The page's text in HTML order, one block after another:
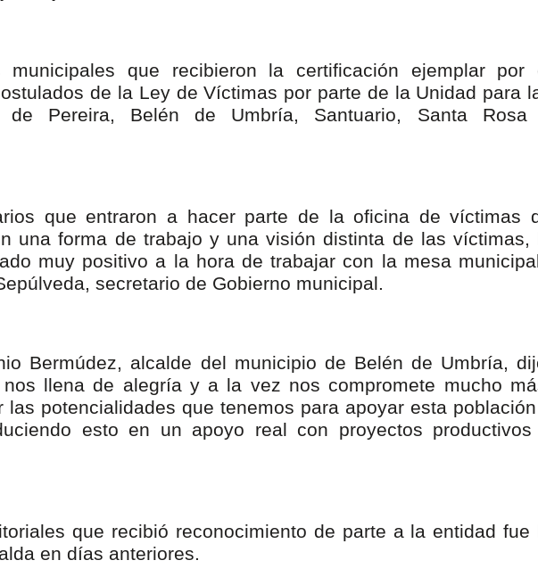
de Dios del Centro Histórico
/ Pereira avanza con resultados en salud mental, innovación y paz
/ Gobernación de Caldas hace seguimiento al avance de la construcción de 400
en Marquetalia
/ Despliegue de seguridad sin precedentes: El Valle y la nación refuerzan
/ Las ayudas técnicas aportaron dignidad a las personas con discapacidad de
/ RISARALDA / Risaralda fortalece la preparación de sus municipios frente al
/ DOSQUEBRADAS / Dosquebradas fortalece la respuesta frente a tres Alertas
MEDELLIN / En Medellín fue inmovilizado un bus que estaba siendo lavado
municipales que recibieron la certificación ejemplar por
de la Ley de Víctimas por parte de la Unidad para
de Pereira, Belén de Umbría, Santuario, Santa
que entraron a hacer parte de la oficina de víctimas
una forma de trabajo y una visión distinta de las víctimas,
muy positivo a la hora de trabajar con la mesa
secretario de Gobierno municipal.
Bermúdez, alcalde del municipio de Belén de Umbría,
nos llena de alegría y a la vez nos compromete mucho
las potencialidades que tenemos para apoyar esta
esto en un apoyo real con proyectos
que recibió reconocimiento de parte a la entidad fue
en días anteriores.